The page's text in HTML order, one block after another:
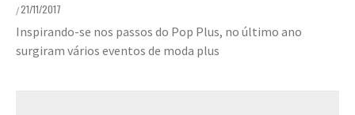
/21/11/2017
Inspirando-se nos passos do Pop Plus, no último ano
surgiram vários eventos de moda plus